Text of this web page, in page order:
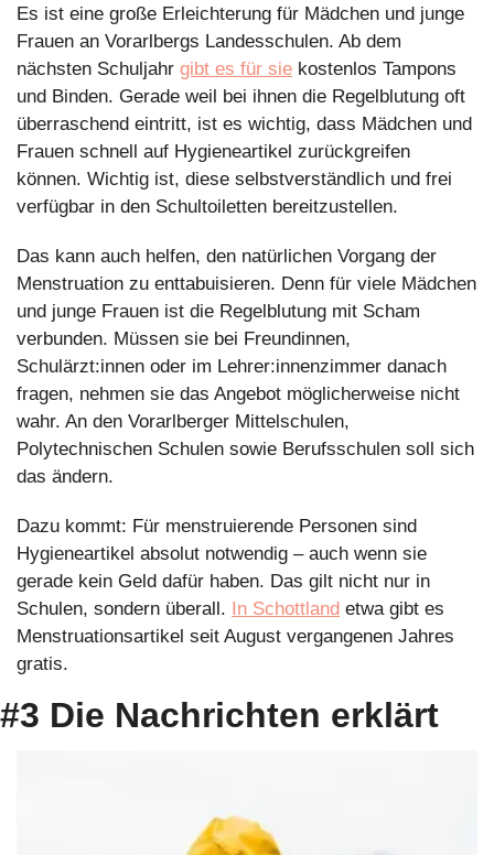
Es ist eine große Erleichterung für Mädchen und junge
Frauen an Vorarlbergs Landesschulen. Ab dem
nächsten Schuljahr gibt es für sie kostenlos Tampons
und Binden. Gerade weil bei ihnen die Regelblutung oft
überraschend eintritt, ist es wichtig, dass Mädchen und
Frauen schnell auf Hygieneartikel zurückgreifen
können. Wichtig ist, diese selbstverständlich und frei
verfügbar in den Schultoiletten bereitzustellen.
Das kann auch helfen, den natürlichen Vorgang der
Menstruation zu enttabuisieren. Denn für viele Mädchen
und junge Frauen ist die Regelblutung mit Scham
verbunden. Müssen sie bei Freundinnen,
Schulärzt:innen oder im Lehrer:innenzimmer danach
fragen, nehmen sie das Angebot möglicherweise nicht
wahr. An den Vorarlberger Mittelschulen,
Polytechnischen Schulen sowie Berufsschulen soll sich
das ändern.
Dazu kommt: Für menstruierende Personen sind
Hygieneartikel absolut notwendig – auch wenn sie
gerade kein Geld dafür haben. Das gilt nicht nur in
Schulen, sondern überall. In Schottland etwa gibt es
Menstruationsartikel seit August vergangenen Jahres
gratis.
#3 Die Nachrichten erklärt